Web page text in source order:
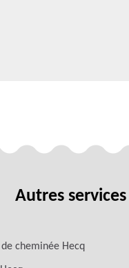
Autres services
cheminée Hecq